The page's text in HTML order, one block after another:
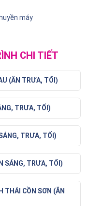
máy
CHI TIẾT
(ĂN TRƯA, TỐI)
TRƯA, TỐI)
TRƯA, TỐI)
SÁNG, TRƯA, TỐI)
THÁI CỒN SƠN (ĂN